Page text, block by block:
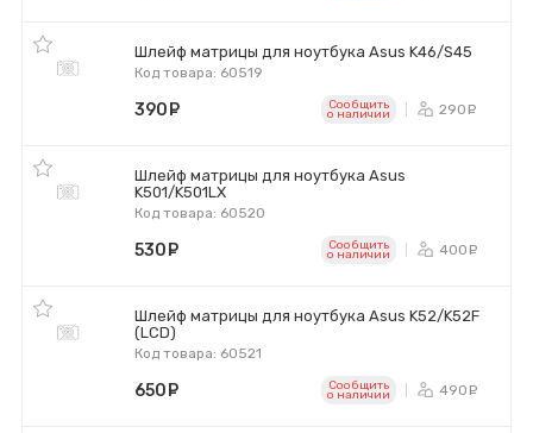
Шлейф матрицы для ноутбука Asus K46/S45
Код товара: 60519
390 Сообщить
o наличии 290
Шлейф матрицы для ноутбука Asus
K501/K501LX
Код товара: 60520
530 Сообщить
o наличии 400
Шлейф матрицы для ноутбука Asus K52/K52F
(LCD)
Код товара: 60521
650 Сообщить
o наличии 490